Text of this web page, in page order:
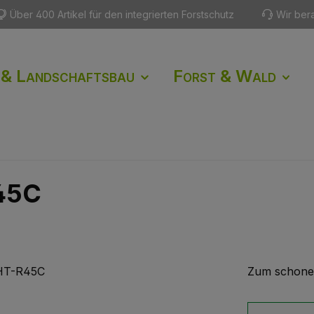
Über 400 Artikel für den integrierten Forstschutz Wir
Landschaftsbau Forst & Wald
Zum